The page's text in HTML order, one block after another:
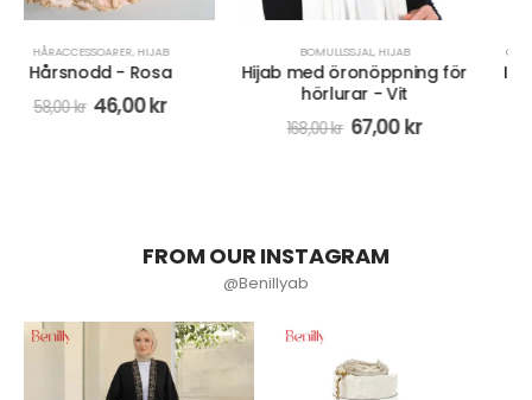
BOMULLSSJAL,HIJAB
Hijab med öronöppning för
hörlurar - Vit
CREPE CHIFFON ,HIJAB
Instant Chiffon Hijab Med
Underslöja - Beige
158,00kr 126,00
FROM OUR INSTAGRAM
@Benillyab